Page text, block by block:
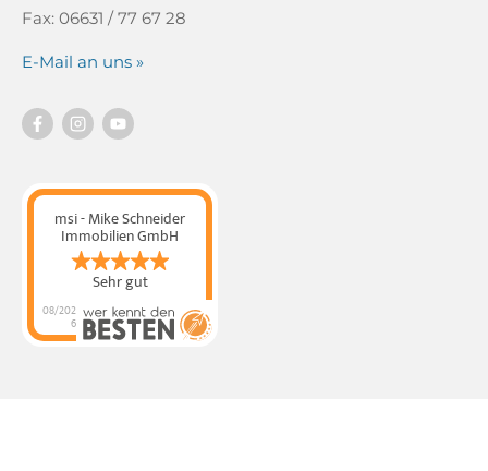
Fax: 06631 / 77 67 28
E-Mail an uns »
msi - Mike Schneider
Immobilien GmbH
Sehr gut
08/202
6 msi - Mike Schneider
Immobilien GmbHhat